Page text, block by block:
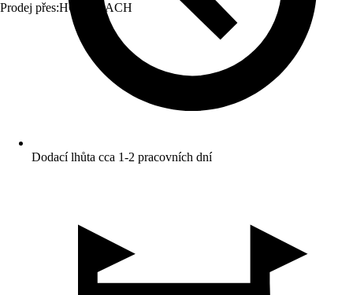
Prodej přes:HORNBACH
Dodací lhůta cca 1-2 pracovních dní